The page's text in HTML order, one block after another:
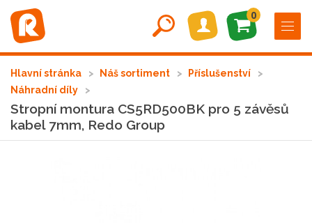
0
Hlavní stránka Náš sortiment
Příslušenství
Náhradní díly
Stropní montura CS5RD500BK pro 5 závěsů
kabel 7mm, Redo Group